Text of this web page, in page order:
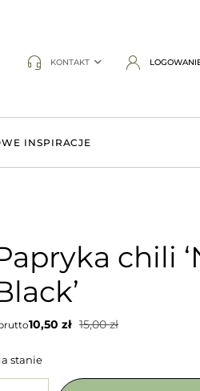
KONTAKT
INSPIRACJE
chili
15,00zł
10,50 zł
stanie